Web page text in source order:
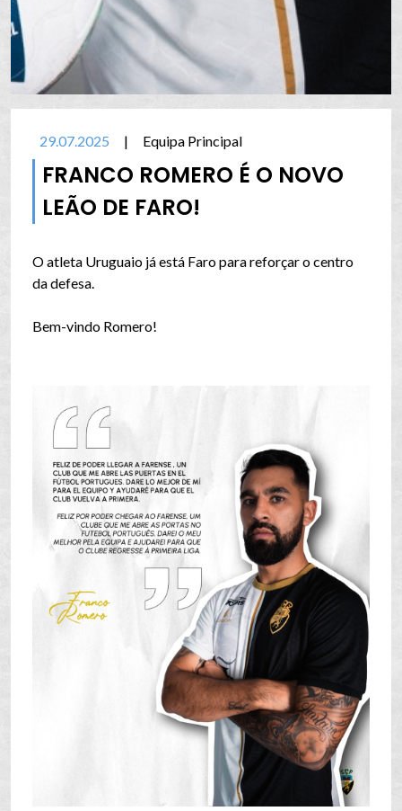
29.07.2025 | Equipa Principal
FRANCO ROMERO É O NOVO
LEÃO DE FARO!
O atleta Uruguaio já está Faro para reforçar o centro
da defesa.
Bem-vindo Romero!